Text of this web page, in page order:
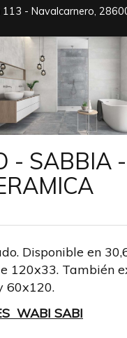
113 - Navalcarnero,
- SABBIA
Disponible en
120x33. También
60x120.
WABI SABI